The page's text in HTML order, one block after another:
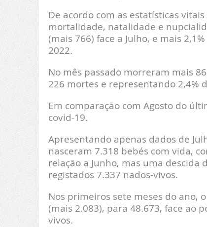
De acordo com as estatísticas
mortalidade, natalidade e
(mais 766) face a Julho, e mais
2022.
No mês passado morreram mais
226 mortes e representando 2,4%
Em comparação com Agosto do
covid-19.
Apresentando apenas dados de
nasceram 7.318 bebés com vida,
relação a Junho, mas uma descida
registados 7.337 nados-vivos.
Nos primeiros sete meses do ano,
(mais 2.083), para 48.673, face ao
vivos.